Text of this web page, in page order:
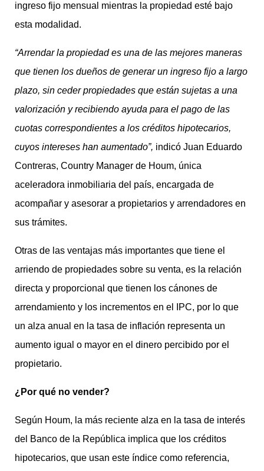
ingreso fijo mensual mientras la propiedad esté bajo
esta modalidad.
“Arrendar la propiedad es una de las mejores maneras
que tienen los dueños de generar un ingreso fijo a largo
plazo, sin ceder propiedades que están sujetas a una
valorización y recibiendo ayuda para el pago de las
cuotas correspondientes a los créditos hipotecarios,
cuyos intereses han aumentado”, indicó Juan Eduardo
Contreras, Country Manager de Houm, única
aceleradora inmobiliaria del país, encargada de
acompañar y asesorar a propietarios y arrendadores en
sus trámites.
Otras de las ventajas más importantes que tiene el
arriendo de propiedades sobre su venta, es la relación
directa y proporcional que tienen los cánones de
arrendamiento y los incrementos en el IPC, por lo que
un alza anual en la tasa de inflación representa un
aumento igual o mayor en el dinero percibido por el
propietario.
¿Por qué no vender?
Según Houm, la más reciente alza en la tasa de interés
del Banco de la República implica que los créditos
hipotecarios, que usan este índice como referencia,